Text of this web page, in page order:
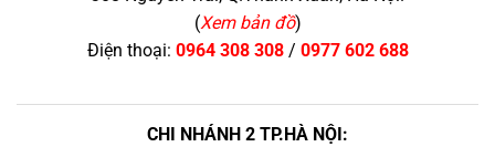
(Xem bản đồ)
Điện thoại: 0964 308 308/ 0977 602 688
CHI NHÁNH 2 TP.HÀ NỘI: